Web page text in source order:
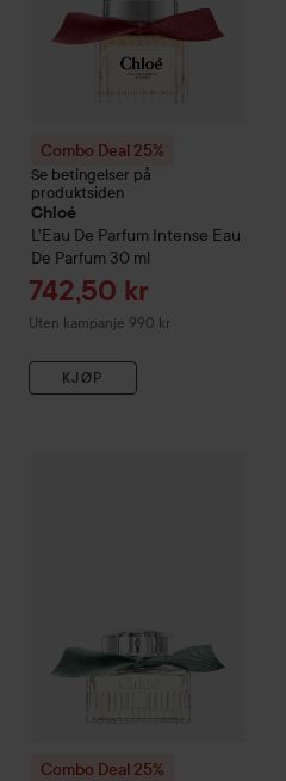
Combo Deal 25%
Se betingelser på
produktsiden
Chloé
L'Eau De Parfum Intense Eau
De Parfum 30 ml
Tilbudspris
742,50 kr
Uten kampanje 990 kr
KJØP
Combo Deal 25%